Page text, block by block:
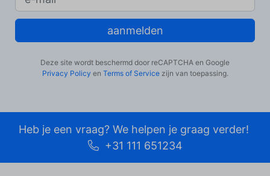
aanmelden
Deze site wordt beschermd door reCAPTCHA en Google
Privacy Policy en Terms of Servicezijn van toepassing.
Heb je een vraag? We helpen je graag verder!
+31 111 651234